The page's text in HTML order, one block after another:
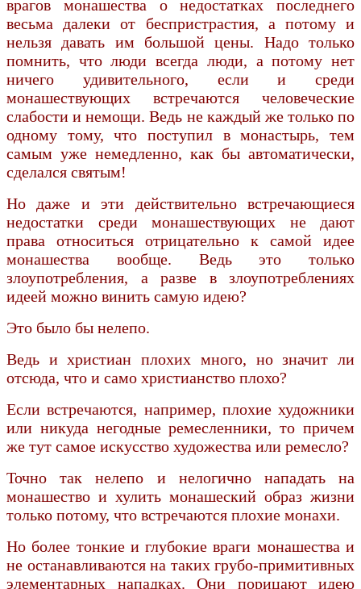
врагов монашества о недостатках последнего
весьма далеки от беспристрастия, а потому и
нельзя давать им большой цены. Надо только
помнить, что люди всегда люди, а потому нет
ничего удивительного, если и среди
монашествующих встречаются человеческие
слабости и немощи. Ведь не каждый же только по
одному тому, что поступил в монастырь, тем
самым уже немедленно, как бы автоматически,
сделался святым!
Но даже и эти действительно встречающиеся
недостатки среди монашествующих не дают
права относиться отрицательно к самой идее
монашества вообще. Ведь это только
злоупотребления, а разве в злоупотреблениях
идеей можно винить самую идею?
Это было бы нелепо.
Ведь и христиан плохих много, но значит ли
отсюда, что и само христианство плохо?
Если встречаются, например, плохие художники
или никуда негодные ремесленники, то причем
же тут самое искусство художества или ремесло?
Точно так нелепо и нелогично нападать на
монашество и хулить монашеский образ жизни
только потому, что встречаются плохие монахи.
Но более тонкие и глубокие враги монашества и
не останавливаются на таких грубо-примитивных
элементарных нападках. Они порицают идею